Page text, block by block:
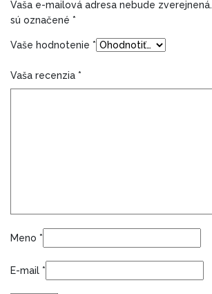
Vaša e-mailová adresa nebude zverejnená.
sú označené *
Vaše hodnotenie *
Vaša recenzia *
Meno *
E-mail *